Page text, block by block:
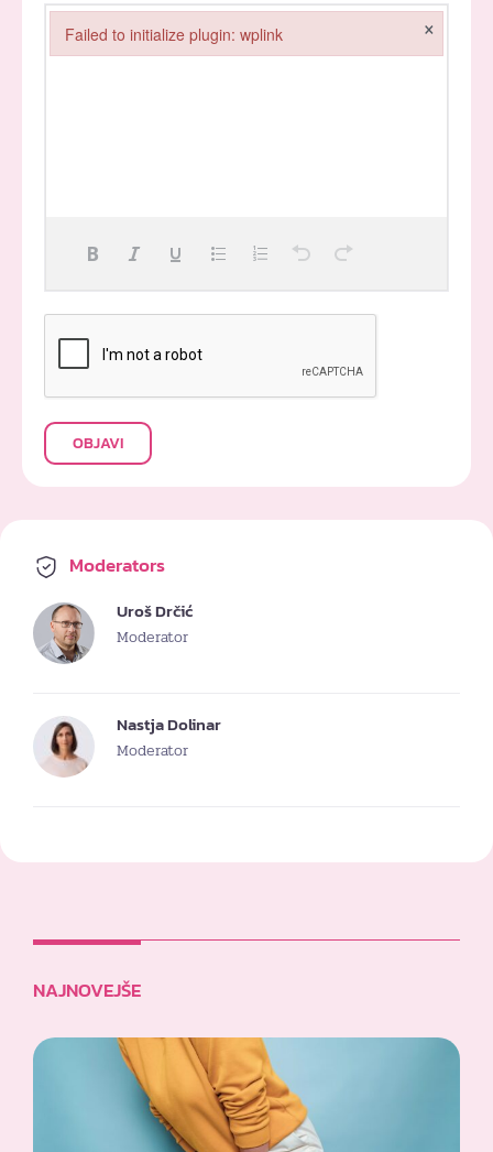
OBJAVI
Moderators
Uroš Drčić
Moderator
Nastja Dolinar
Moderator
NAJNOVEJŠE
Failed to initialize plugin: wplink ×
Failed to initialize plugin: wplink